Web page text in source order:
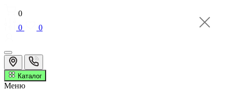
0
0
0
Каталог
Меню